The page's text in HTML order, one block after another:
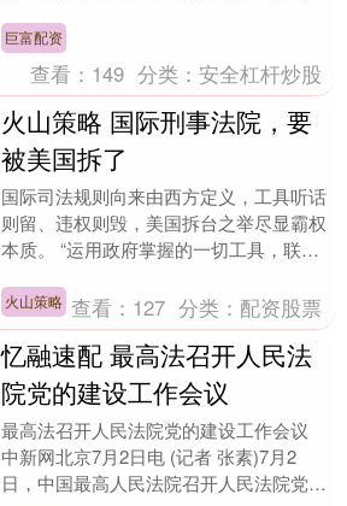
就西方长期炒作的“....
巨富配资
查看： 149 分类：安全杠杆炒股
火山策略 国际刑事法院，要
被美国拆了
国际司法规则向来由西方定义，工具听话
则留、违权则毁，美国拆台之举尽显霸权
本质。 “运用政府掌握的一切工具，联合
刑事法院——必....
火山策略 查看： 127 分类： 配资股票
忆融速配 最高法召开人民法
院党的建设工作会议
最高法召开人民法院党的建设工作会议
中新网北京7月2日电 (记者 张素)7月2
日，中国最高人民法院召开人民法院党的